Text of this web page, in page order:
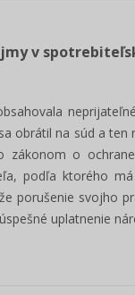
v
obrátil na súd a
o
podľa ktorého
porušenie svojho
uplatnenie